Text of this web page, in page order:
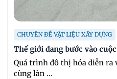
CHUYÊN ĐỀ VẬT LIỆU XÂY DỰNG
Thế giới đang bước vào
Quá trình đô thị hóa diễn ra
cùng làn ...